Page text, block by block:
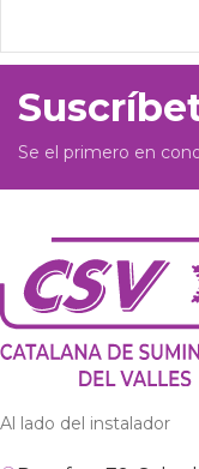
Se el primero en
Al lado del instalador